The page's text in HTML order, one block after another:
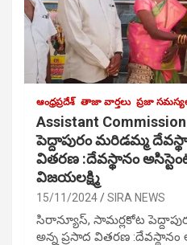
ఆంధ్రప్రదేశ్ తాజా వార్తలు ప్రజా
Assistant
పెద్దాపురం మరిడమ్మ
వితరణ :దేవస్థానం
విజయలక్ష్మి
15/11/2024 SIRA NEWS
సిరాన్యూస్, సామర్లకోట
అన్న ప్రసాద వితరణ :దేవస్థానం